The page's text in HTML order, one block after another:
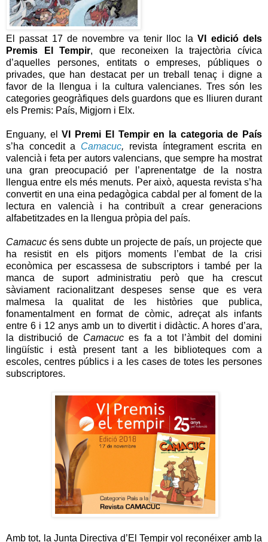
El passat 17 de novembre va tenir lloc laVI edició dels
Premis El Tempir, que reconeixen la trajectòria cívica
d’aquelles persones, entitats o empreses, públiques o
privades, que han destacat per un treball tenaç i digne a
favor de la llengua i la cultura valencianes. Tres són les
categories geogràfiques dels guardons que es lliuren durant
els Premis: País, Migjorn i Elx.
Enguany, el VI Premi El Tempir en la categoria de País
s’ha concedit a Camacuc, revista íntegrament escrita en
valencià i feta per autors valencians, que sempre ha mostrat
una gran preocupació per l’aprenentatge de la nostra
llengua entre els més menuts. Per això, aquesta revista s’ha
convertit en una eina pedagògica cabdal per al foment de la
lectura en valencià i ha contribuït a crear generacions
alfabetitzades en la llengua pròpia del país.
Camacuc és sens dubte un projecte de país, un projecte que
ha resistit en els pitjors moments l’embat de la crisi
econòmica per escassesa de subscriptors i també per la
manca de suport administratiu però que ha crescut
sàviament racionalitzant despeses sense que es vera
malmesa la qualitat de les històries que publica,
fonamentalment en format de còmic, adreçat als infants
entre 6 i 12 anys amb un to divertit i didàctic. A hores d’ara,
la distribució de Camacuces fa a tot l’àmbit del domini
lingüístic i està present tant a les biblioteques com a
escoles, centres públics i a les cases de totes les persones
subscriptores.
Amb tot, la Junta Directiva d’El Tempir vol reconéixer amb la